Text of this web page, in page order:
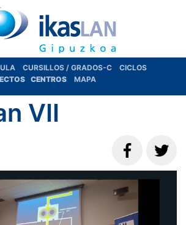
CURSILLOS / GRADOS-C
CICLOS
CENTROS MAPA
VII